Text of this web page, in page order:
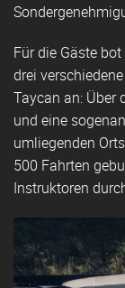
Für die Gäste
drei
Taycan an: Über
und eine
umliegenden
500 Fahrten
Instruktoren